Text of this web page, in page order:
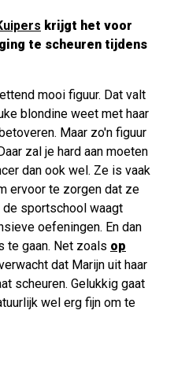
krijgt het voor
te scheuren tijdens
mooi figuur. Dat valt
blondine weet met haar
Maar zo'n figuur
zal je hard aan moeten
dan ook wel. Ze is vaak
ervoor te zorgen dat ze
de sportschool waagt
oefeningen. En dan
te gaan. Net zoals op
dat Marijn uit haar
scheuren. Gelukkig gaat
wel erg fijn om te